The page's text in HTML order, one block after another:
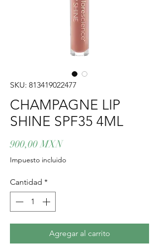
SKU: 813419022477
CHAMPAGNE LIP
SHINE SPF35 4ML
900,00 MXNPrecio
Impuesto incluido
Cantidad *
Agregar al carrito